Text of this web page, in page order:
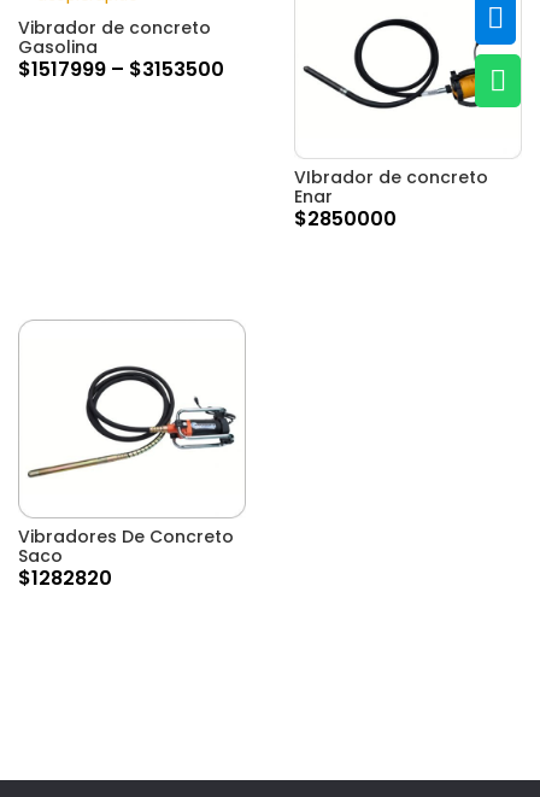


Vibrador de concreto
Gasolina
$1517999 – $3153500
VIbrador de concreto
Enar
$2850000
Vibradores De Concreto
Saco
$1282820